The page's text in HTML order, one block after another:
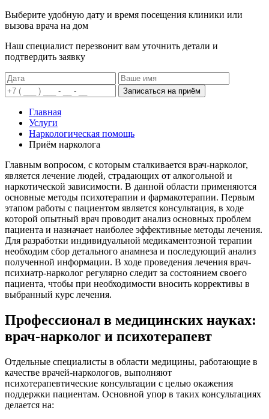
Выберите удобную дату и время посещения клиники или
вызова врача на дом
Наш специалист перезвонит вам уточнить детали и
подтвердить заявку
Записаться на приём
Главная
Услуги
Наркологическая помощь
Приём нарколога
Главным вопросом, с которым сталкивается врач-нарколог,
является лечение людей, страдающих от алкогольной и
наркотической зависимости. В данной области применяются
основные методы психотерапии и фармакотерапии. Первым
этапом работы с пациентом является консультация, в ходе
которой опытный врач проводит анализ основных проблем
пациента и назначает наиболее эффективные методы лечения.
Для разработки индивидуальной медикаментозной терапии
необходим сбор детального анамнеза и последующий анализ
полученной информации. В ходе проведения лечения врач-
психиатр-нарколог регулярно следит за состоянием своего
пациента, чтобы при необходимости вносить коррективы в
выбранный курс лечения.
Профессионал в медицинских науках:
врач-нарколог и психотерапевт
Отдельные специалисты в области медицины, работающие в
качестве врачей-наркологов, выполняют
психотерапевтические консультации с целью окажения
поддержки пациентам. Основной упор в таких консультациях
делается на: